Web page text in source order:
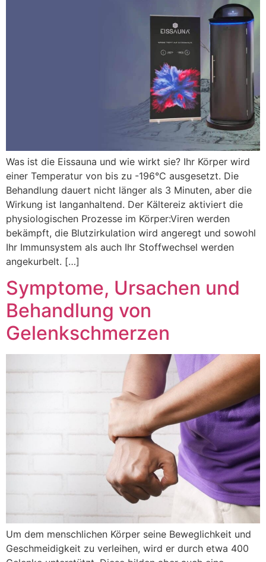
Was ist die Eissauna und wie wirkt sie? Ihr Körper wird
einer Temperatur von bis zu -196°C ausgesetzt. Die
Behandlung dauert nicht länger als 3 Minuten, aber die
Wirkung ist langanhaltend. Der Kältereiz aktiviert die
physiologischen Prozesse im Körper:Viren werden
bekämpft, die Blutzirkulation wird angeregt und sowohl
Ihr Immunsystem als auch Ihr Stoffwechsel werden
angekurbelt. […]
Symptome, Ursachen und
Behandlung von
Gelenkschmerzen
Um dem menschlichen Körper seine Beweglichkeit und
Geschmeidigkeit zu verleihen, wird er durch etwa 400